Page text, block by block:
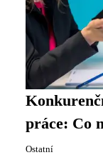
práce: Co
Ostatní